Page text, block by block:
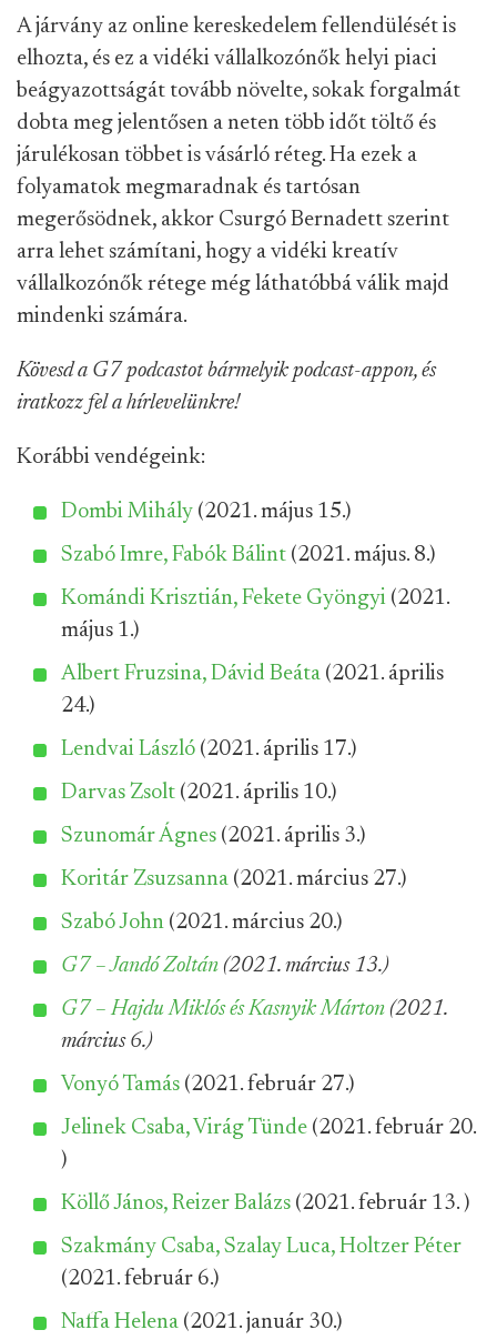
A járvány az online kereskedelem fellendülését is
elhozta, és ez a vidéki vállalkozónők helyi piaci
beágyazottságát tovább növelte, sokak forgalmát
dobta meg jelentősen a neten több időt töltő és
járulékosan többet is vásárló réteg. Ha ezek a
folyamatok megmaradnak és tartósan
megerősödnek, akkor Csurgó Bernadett szerint
arra lehet számítani, hogy a vidéki kreatív
vállalkozónők rétege még láthatóbbá válik majd
mindenki számára.
Kövesd a G7 podcastot bármelyik podcast-appon, és
iratkozz fel a hírlevelünkre!
Korábbi vendégeink:
Dombi Mihály (2021. május 15.)
Szabó Imre, Fabók Bálint (2021. május. 8.)
Komándi Krisztián, Fekete Gyöngyi (2021.
május 1.)
Albert Fruzsina, Dávid Beáta (2021. április
24.)
Lendvai László (2021. április 17.)
Darvas Zsolt (2021. április 10.)
Szunomár Ágnes (2021. április 3.)
Koritár Zsuzsanna (2021. március 27.)
Szabó John (2021. március 20.)
G7 – Jandó Zoltán (2021. március 13.)
G7 – Hajdu Miklós és Kasnyik Márton (2021.
március 6.)
Vonyó Tamás (2021. február 27.)
Jelinek Csaba, Virág Tünde (2021. február 20.
)
Köllő János, Reizer Balázs (2021. február 13. )
Szakmány Csaba, Szalay Luca, Holtzer Péter
(2021. február 6.)
Naffa Helena (2021. január 30.)